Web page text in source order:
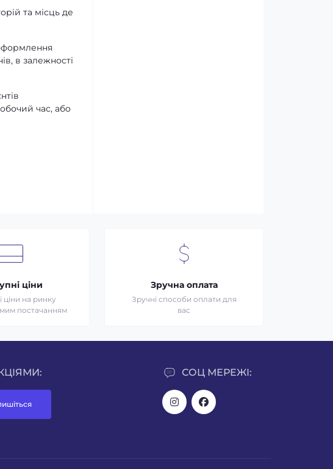
та місць де
в залежності
час, або
ціни
ціни на ринку
постачанням
Зручна оплата
Зручні способи оплати для
вас
СОЦ МЕРЕЖІ: